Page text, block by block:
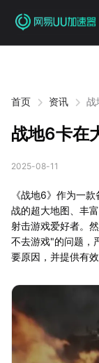
首页 资讯 战
战地6卡在
2025-08-11
《战地6》作为一
战的超大地图、丰
射击游戏爱好者。
不去游戏"的问题，
要原因，并提供有效